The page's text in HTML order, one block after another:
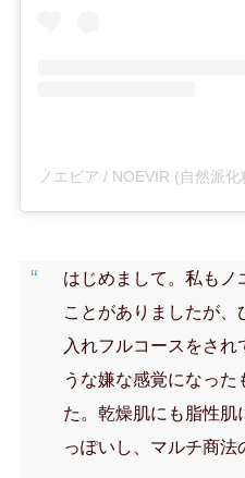
はじめまして。私もノ
ことがありましたが
入れフルコースをされ
うな嫌な感覚になっ
た。乾燥肌にも脂性肌
っぽいし、マルチ商法